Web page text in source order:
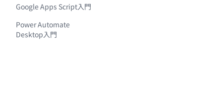
Google Apps Script入門
Power Automate
Desktop入門